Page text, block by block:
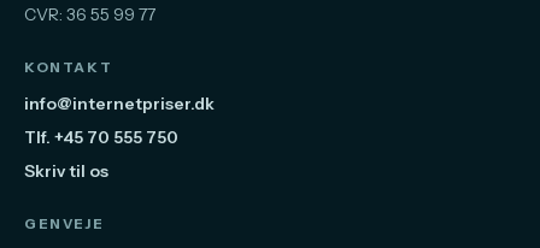
CVR: 36 55 99 77
KONTAKT
info@internetpriser.dk
Tlf. +45 70 555 750
Skriv til os
GENVEJE